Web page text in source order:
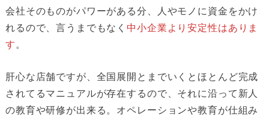
会社そのものがパワーがある分、人やモノに資金をかけ
れるので、言うまでもなく 中小企業より安定性はありま
す 。
肝心な店舗ですが、全国展開とまでいくとほとんど完成
されてるマニュアルが存在するので、それに沿って新人
の教育や研修が出来る。オペレーションや教育が仕組み